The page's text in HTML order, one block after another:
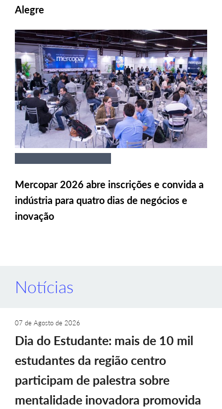
Alegre
Mercopar 2026 abre inscrições e convida a
indústria para quatro dias de negócios e
inovação
Notícias
07 de Agosto de 2026
Dia do Estudante: mais de 10 mil
estudantes da região centro
participam de palestra sobre
mentalidade inovadora promovida